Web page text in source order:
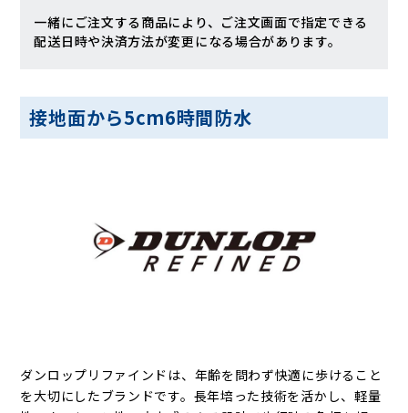
一緒にご注文する商品により、ご注文画面で指定できる
配送日時や決済方法が変更になる場合があります。
接地面から5cm6時間防水
ダンロップリファインドは、年齢を問わず快適に歩けること
を大切にしたブランドです。長年培った技術を活かし、軽量